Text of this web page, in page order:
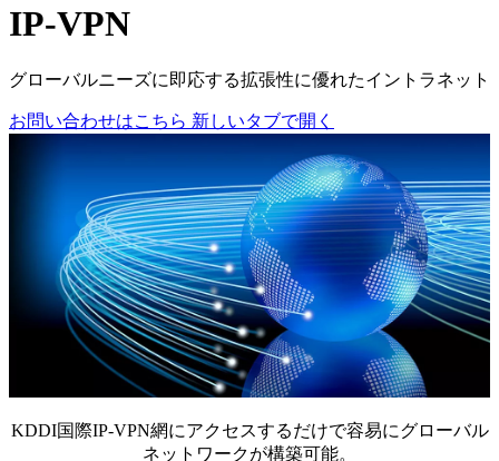
IP-VPN
グローバルニーズに即応する拡張性に優れたイントラネット
お問い合わせはこちら 新しいタブで開く
KDDI国際IP-VPN網にアクセスするだけで容易にグローバル
ネットワークが構築可能。